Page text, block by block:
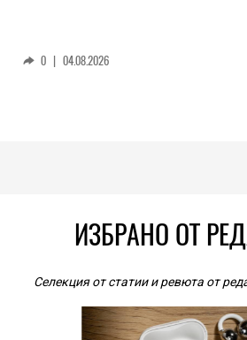
0 | 04.08.2026
ИЗБРАНО ОТ
Селекция от статии и ревюта от